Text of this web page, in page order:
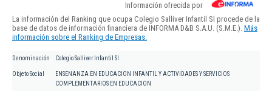
Información ofrecida por
La información del Ranking que ocupa Colegio Salliver Infantil Sl procede de la
base de datos de información financiera de INFORMA D&B S.A.U. (S.M.E.). Más
información sobre el Ranking de Empresas.
Denominación Colegio Salliver Infantil Sl
Objeto Social
ENSENANZA EN EDUCACION INFANTIL Y ACTIVIDADES Y SERVICIOS
COMPLEMENTARIOS EN EDUCACION